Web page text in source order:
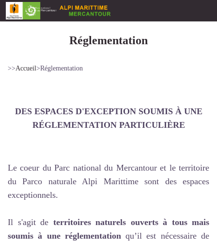
Réglementation
>>Accueil>Réglementation
DES ESPACES D'EXCEPTION SOUMIS À UNE
RÉGLEMENTATION PARTICULIÈRE
Le coeur du Parc national du Mercantour et le territoire
du Parco naturale Alpi Marittime sont des espaces
exceptionnels.
Il s'agit de territoires naturels ouverts à tous mais
soumis à une réglementationqu’il est nécessaire de